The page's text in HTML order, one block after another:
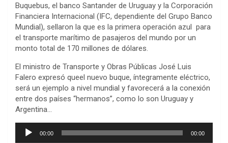
Buquebus, el banco Santander de Uruguay y la Corporación
Financiera Internacional (IFC, dependiente del Grupo Banco
Mundial), sellaron la que es la primera operación azul para
el transporte marítimo de pasajeros del mundo por un
monto total de 170 millones de dólares.
El ministro de Transporte y Obras Públicas José Luis
Falero expresó queel nuevo buque, íntegramente eléctrico,
será un ejemplo a nivel mundial y favorecerá a la conexión
entre dos países “hermanos”, como lo son Uruguay y
Argentina…
Reproductor
00:00 00:00